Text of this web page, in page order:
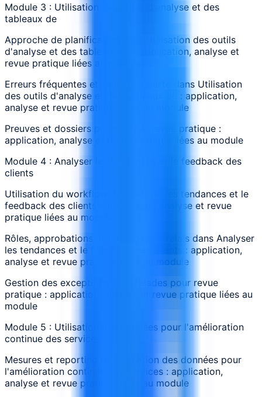
Module 3 : Utilisation des outils d'analyse et des
tableaux de
Approche de planification pour Utilisation des outils
d'analyse et des tableaux de : application, analyse et
revue pratique liées au module
Erreurs fréquentes et signaux d’alerte dans Utilisation
des outils d'analyse et des tableaux de : application,
analyse et revue pratique liées au module
Preuves et dossiers produits par revue pratique :
application, analyse et revue pratique liées au module
Module 4 : Analyser les tendances et le feedback des
clients
Utilisation du workflow de Analyser les tendances et le
feedback des clients : application, analyse et revue
pratique liées au module
Rôles, approbations et passages de relais dans Analyser
les tendances et le feedback des clients : application,
analyse et revue pratique liées au module
Gestion des exceptions et escalades pour revue
pratique : application, analyse et revue pratique liées au
module
Module 5 : Utilisation des données pour l'amélioration
continue des services
Mesures et reporting de Utilisation des données pour
l'amélioration continue des services : application,
analyse et revue pratique liées au module